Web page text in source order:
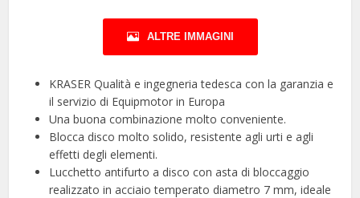
ALTRE IMMAGINI
KRASER Qualità e ingegneria tedesca con la garanzia e
il servizio di Equipmotor in Europa
Una buona combinazione molto conveniente.
Blocca disco molto solido, resistente agli urti e agli
effetti degli elementi.
Lucchetto antifurto a disco con asta di bloccaggio
realizzato in acciaio temperato diametro 7 mm, ideale